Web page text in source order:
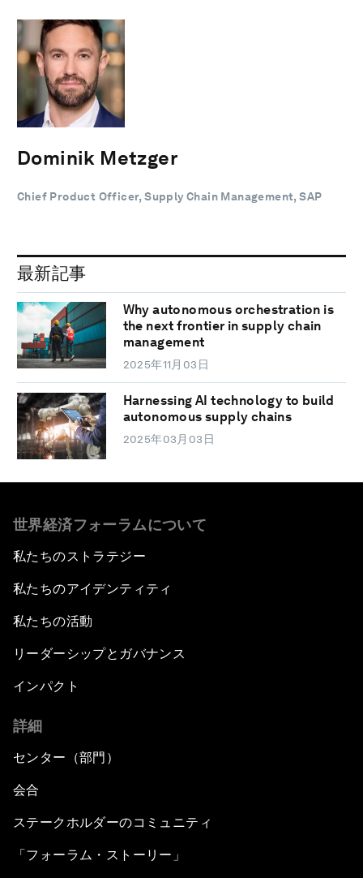
Dominik Metzger
Chief Product Officer, Supply Chain Management, SAP
最新記事
Why autonomous orchestration is
the next frontier in supply chain
management
2025年11月03日
Harnessing AI technology to build
autonomous supply chains
2025年03月03日
世界経済フォーラムについて
私たちのストラテジー
私たちのアイデンティティ
私たちの活動
リーダーシップとガバナンス
インパクト
詳細
センター（部門）
会合
ステークホルダーのコミュニティ
「フォーラム・ストーリー」